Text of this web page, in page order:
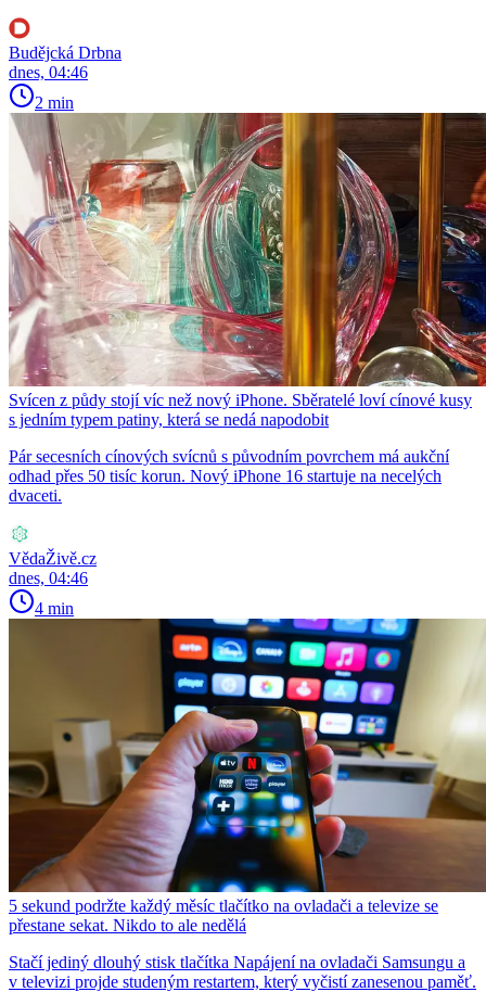
Budějcká Drbna
dnes, 04:46
2 min
Svícen z půdy stojí víc než nový iPhone. Sběratelé loví cínové kusy
s jedním typem patiny, která se nedá napodobit
Pár secesních cínových svícnů s původním povrchem má aukční
odhad přes 50 tisíc korun. Nový iPhone 16 startuje na necelých
dvaceti.
VědaŽivě.cz
dnes, 04:46
4 min
5 sekund podržte každý měsíc tlačítko na ovladači a televize se
přestane sekat. Nikdo to ale nedělá
Stačí jediný dlouhý stisk tlačítka Napájení na ovladači Samsungu a
v televizi projde studeným restartem, který vyčistí zanesenou paměť.